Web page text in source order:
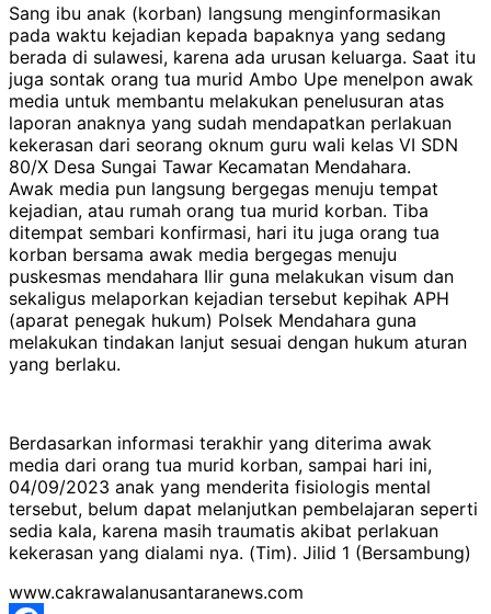
Sang ibu anak (korban) langsung menginformasikan
pada waktu kejadian kepada bapaknya yang sedang
berada di sulawesi, karena ada urusan keluarga. Saat itu
juga sontak orang tua murid Ambo Upe menelpon awak
media untuk membantu melakukan penelusuran atas
laporan anaknya yang sudah mendapatkan perlakuan
kekerasan dari seorang oknum guru wali kelas VI SDN
80/X Desa Sungai Tawar Kecamatan Mendahara.
Awak media pun langsung bergegas menuju tempat
kejadian, atau rumah orang tua murid korban. Tiba
ditempat sembari konfirmasi, hari itu juga orang tua
korban bersama awak media bergegas menuju
puskesmas mendahara Ilir guna melakukan visum dan
sekaligus melaporkan kejadian tersebut kepihak APH
(aparat penegak hukum) Polsek Mendahara guna
melakukan tindakan lanjut sesuai dengan hukum aturan
yang berlaku.
Berdasarkan informasi terakhir yang diterima awak
media dari orang tua murid korban, sampai hari ini,
04/09/2023 anak yang menderita fisiologis mental
tersebut, belum dapat melanjutkan pembelajaran seperti
sedia kala, karena masih traumatis akibat perlakuan
kekerasan yang dialami nya. (Tim). Jilid 1 (Bersambung)
www.cakrawalanusantaranews.com